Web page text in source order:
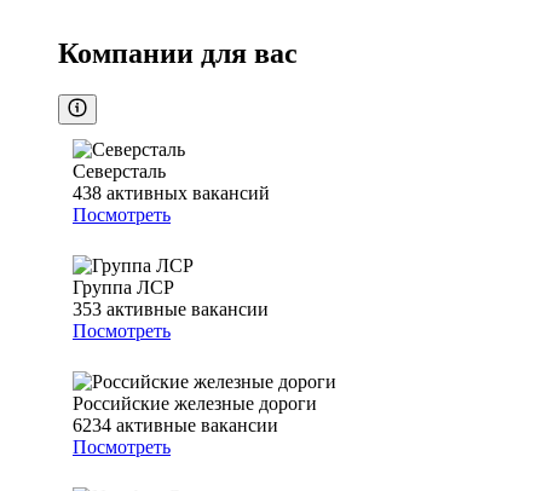
Компании для вас
Северсталь
438 активных вакансий
Посмотреть
Группа ЛСР
353 активные вакансии
Посмотреть
Российские железные дороги
6234 активные вакансии
Посмотреть